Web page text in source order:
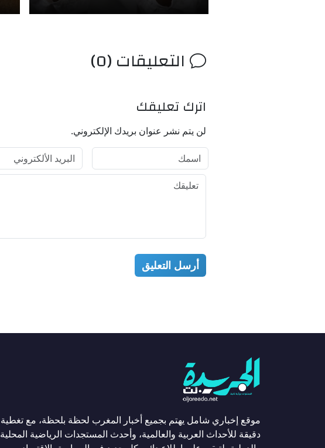
التعليقات (0)
اترك تعليقك
لن يتم نشر عنوان بريدك الإلكتروني.
أرسل التعليق
موقع إخباري شامل يهتم بجميع أخبار المغرب لحظة بلحظة، مع تغطية
دقيقة للأحداث العربية والعالمية، وأحدث المستجدات الرياضية المحلية